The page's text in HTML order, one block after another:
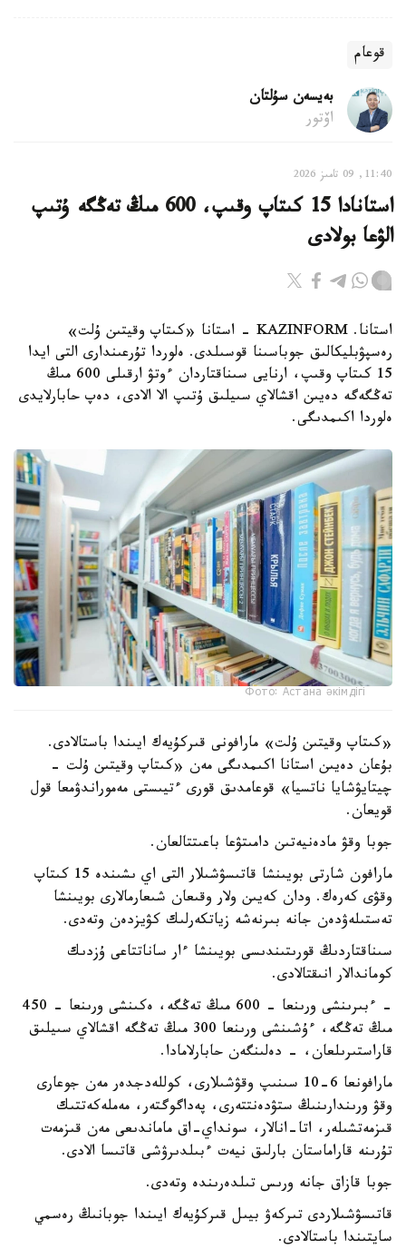
قوعام
بەيسەن سۇلتان
اۆتور
11:40, 09 تامىز 2026
استانادا 15 كىتاپ وقىپ، 600 مىڭ تەڭگە ۇتىپ
الۋعا بولادى
استانا. KAZINFORM - استانا «كىتاپ وقيتىن ۇلت»
رەسپۋبليكالىق جوباسىنا قوسىلدى. ەلوردا تۇرعىندارى التى ايدا
15 كىتاپ وقىپ، ارنايى سىناقتاردان ءوتۋ ارقىلى 600 مىڭ
تەڭگەگە دەيىن اقشالاي سىيلىق ۇتىپ الا الادى، دەپ حابارلايدى
ەلوردا اكىمدىگى.
Фото: Астана әкімдігі
«كىتاپ وقيتىن ۇلت» مارافونى قىركۇيەك ايىندا باستالادى.
بۇعان دەيىن استانا اكىمدىگى مەن «كىتاپ وقيتىن ۇلت -
چيتايۋشايا ناتسيا» قوعامدىق قورى ءتيىستى مەموراندۋمعا قول
قويعان.
جوبا وقۋ مادەنيەتىن دامىتۋعا باعىتتالعان.
مارافون شارتى بويىنشا قاتىسۋشىلار التى اي ىشىندە 15 كىتاپ
وقۋى كەرەك. ودان كەيىن ولار وقىعان شىعارمالارى بويىنشا
تەستىلەۋدەن جانە بىرنەشە زياتكەرلىك كۋيزدەن وتەدى.
سىناقتاردىڭ قورىتىندىسى بويىنشا ءار ساناتتاعى ۇزدىك
كوماندالار انىقتالادى.
- ءبىرىنشى ورىنعا - 600 مىڭ تەڭگە، ەكىنشى ورىنعا - 450
مىڭ تەڭگە، ءۇشىنشى ورىنعا 300 مىڭ تەڭگە اقشالاي سىيلىق
قاراستىرىلعان، - دەلىنگەن حابارلامادا.
مارافونعا 6-10 سىنىپ وقۋشىلارى، كوللەدجدەر مەن جوعارى
وقۋ ورىندارىنىڭ ستۋدەنتتەرى، پەداگوگتەر، مەملەكەتتىك
قىزمەتشىلەر، اتا-انالار، سونداي-اق ماماندىعى مەن قىزمەت
تۇرىنە قاراماستان بارلىق نيەت ءبىلدىرۋشى قاتىسا الادى.
جوبا قازاق جانە ورىس تىلدەرىندە وتەدى.
قاتىسۋشىلاردى تىركەۋ بيىل قىركۇيەك ايىندا جوبانىڭ رەسمي
سايتىندا باستالادى.